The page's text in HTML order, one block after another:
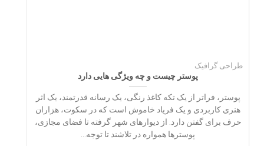
طراحی گرافیک
پوستر چیست و چه ویژگی هایی دارد
پوستر، فراتر از یک تکه کاغذ رنگی، یک رسانه قدرتمند، یک اثر
هنری کاربردی و یک فریاد خاموش است که در سکوت، هزاران
حرف برای گفتن دارد. از دیوارهای شهر گرفته تا فضای مجازی،
پوسترها همواره در تلاشند تا توجه...